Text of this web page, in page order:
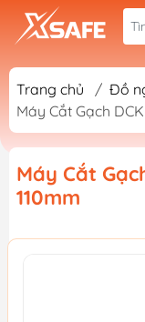
Trang chủ / Đồ
Máy Cắt Gạch
Máy Cắt
110mm